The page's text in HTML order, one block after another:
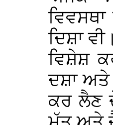
ਦਿਸ਼ਾ
ਵਿਸ਼ੇਸ਼
ਦਸ਼ਾ ਅਤੇ
ਕਰ ਲੈਣ